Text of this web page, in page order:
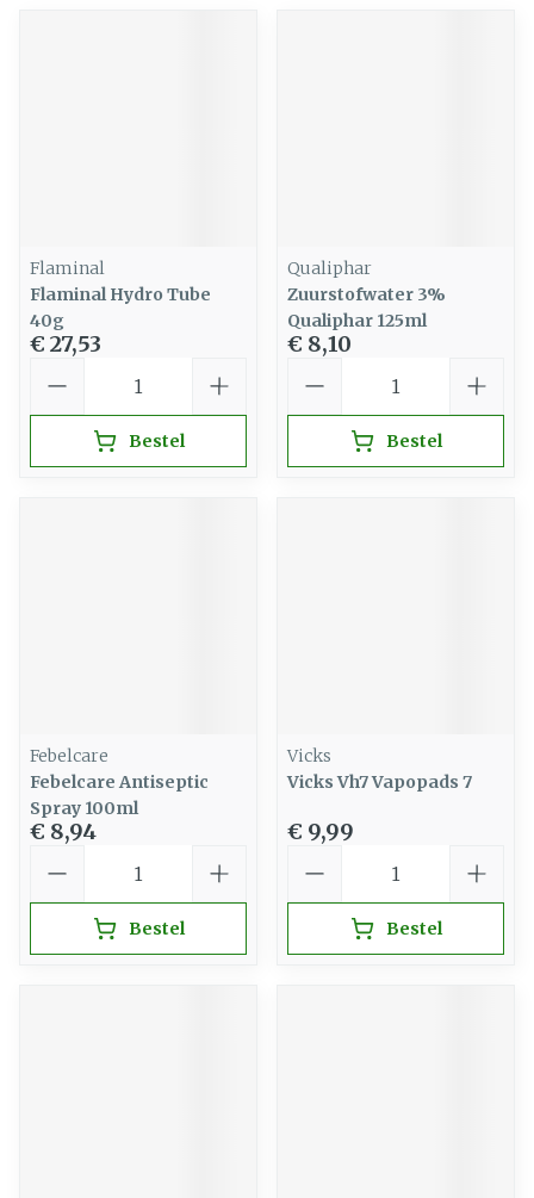
Flaminal
Flaminal Hydro Tube
40g
€ 27,53
Bestel
Qualiphar
Zuurstofwater 3%
Qualiphar 125ml
€ 8,10
Bestel
Febelcare
Febelcare Antiseptic
Spray 100ml
€ 8,94
Bestel
Vicks
Vicks Vh7 Vapopads 7
€ 9,99
Bestel